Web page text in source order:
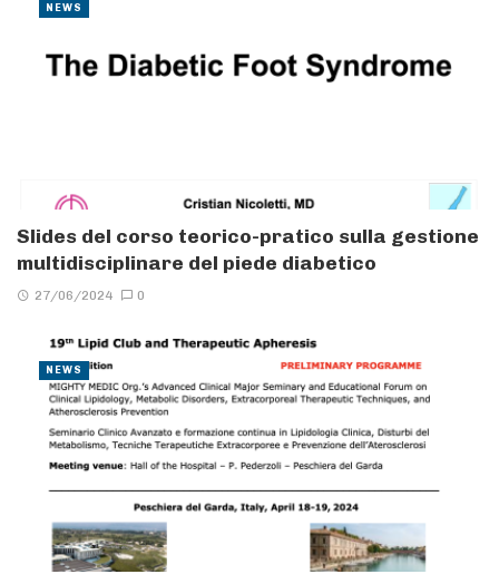
Slides del corso teorico-pratico sulla gestione
multidisciplinare del piede diabetico
27/06/2024 0
NEWS
NEWS